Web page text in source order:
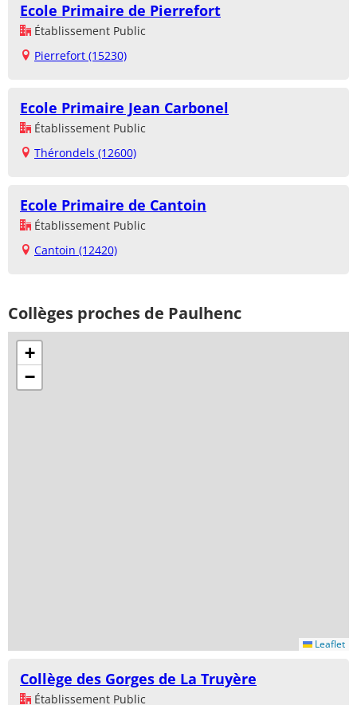
Ecole Primaire de Pierrefort
Établissement Public
Pierrefort (15230)
Ecole Primaire Jean Carbonel
Établissement Public
Thérondels (12600)
Ecole Primaire de Cantoin
Établissement Public
Cantoin (12420)
Collèges proches de Paulhenc
+
−
Leaflet
Collège des Gorges de La Truyère
Établissement Public